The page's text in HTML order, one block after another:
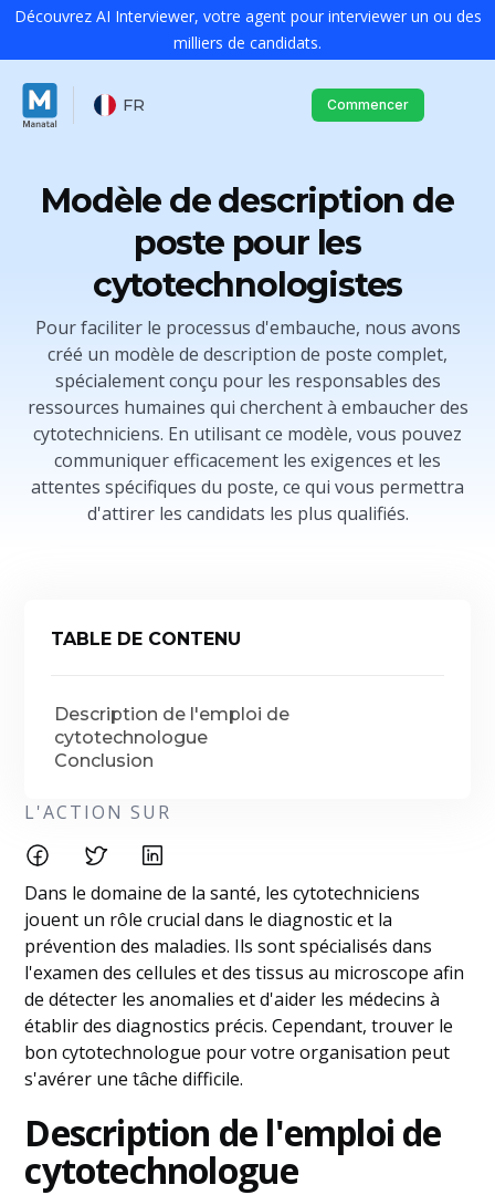
Découvrez AI Interviewer, votre agent pour interviewer un ou des
milliers de candidats.
FR Commencer
Modèle de description de
poste pour les
cytotechnologistes
Pour faciliter le processus d'embauche, nous avons
créé un modèle de description de poste complet,
spécialement conçu pour les responsables des
ressources humaines qui cherchent à embaucher des
cytotechniciens. En utilisant ce modèle, vous pouvez
communiquer efficacement les exigences et les
attentes spécifiques du poste, ce qui vous permettra
d'attirer les candidats les plus qualifiés.
TABLE DE CONTENU
Description de l'emploi de
cytotechnologue
Conclusion
L'ACTION SUR
Dans le domaine de la santé, les cytotechniciens
jouent un rôle crucial dans le diagnostic et la
prévention des maladies. Ils sont spécialisés dans
l'examen des cellules et des tissus au microscope afin
de détecter les anomalies et d'aider les médecins à
établir des diagnostics précis. Cependant, trouver le
bon cytotechnologue pour votre organisation peut
s'avérer une tâche difficile.
Description de l'emploi de
cytotechnologue